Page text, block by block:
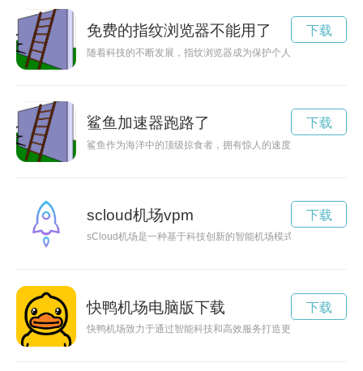
免费的指纹浏览器不能用了
随着科技的不断发展，指纹浏览器成为保护个人隐私信息的重
下载
鲨鱼加速器跑路了
鲨鱼作为海洋中的顶级掠食者，拥有惊人的速度，而其加速器
下载
scloud机场vpm
sCloud机场是一种基于科技创新的智能机场模式，预计将对未
下载
快鸭机场电脑版下载
快鸭机场致力于通过智能科技和高效服务打造更加顺畅、便捷
下载